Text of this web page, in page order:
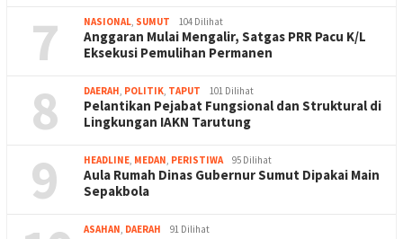
7 NASIONAL, SUMUT 104 Dilihat
Anggaran Mulai Mengalir, Satgas PRR Pacu K/L
Eksekusi Pemulihan Permanen
8 DAERAH, POLITIK, TAPUT 101 Dilihat
Pelantikan Pejabat Fungsional dan Struktural di
Lingkungan IAKN Tarutung
9 HEADLINE, MEDAN, PERISTIWA 95 Dilihat
Aula Rumah Dinas Gubernur Sumut Dipakai Main
Sepakbola
ASAHAN, DAERAH 91 Dilihat